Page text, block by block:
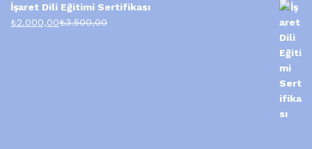
İşaret Dili Eğitimi Sertifikası
₺2.000,00₺3.500,00